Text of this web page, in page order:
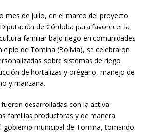
mes de julio, en el marco del proyecto
de Córdoba para favorecer la
familiar bajo riego en comunidades
de Tomina (Bolivia), se celebraron
sobre sistemas de riego
de hortalizas y orégano, manejo de
y manzana.
desarrolladas con la activa
familias productoras y de manera
gobierno municipal de Tomina, tomando